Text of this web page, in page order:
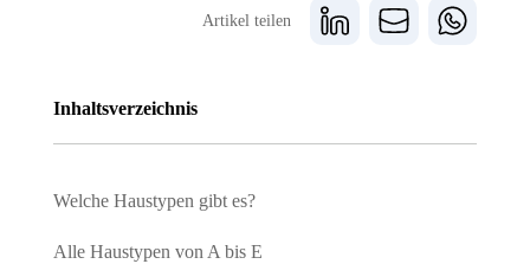
Artikel teilen
Inhaltsverzeichnis
Welche Haustypen gibt es?
Alle Haustypen von A bis E